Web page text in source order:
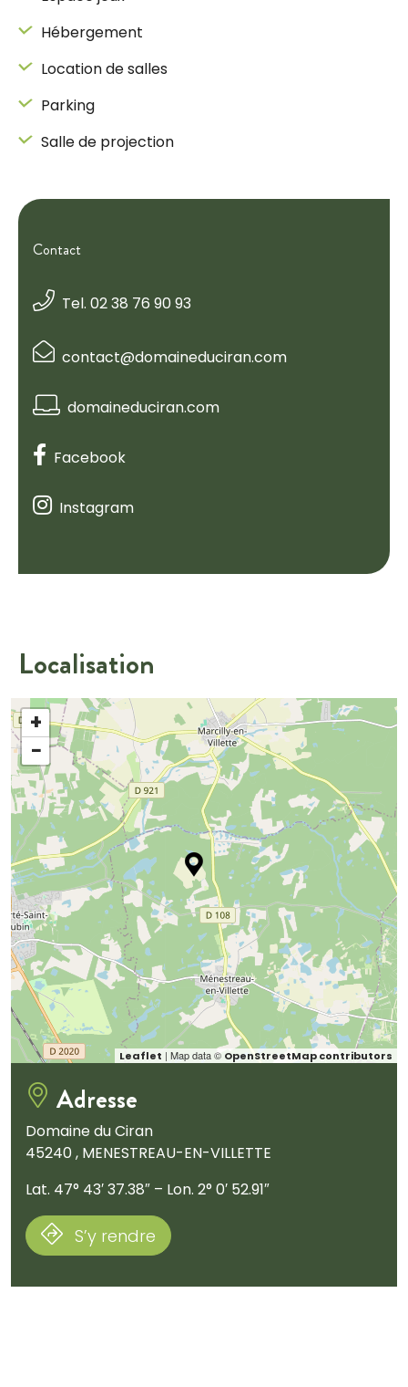
Hébergement
Location de salles
Parking
Salle de projection
Contact
Tel. 02 38 76 90 93
contact@domaineduciran.com
domaineduciran.com
Facebook
Instagram
Localisation
+
−
Leaflet | Map data © OpenStreetMap contributors
Adresse
Domaine du Ciran
45240 , MENESTREAU-EN-VILLETTE
Lat. 47° 43′ 37.38″ – Lon. 2° 0′ 52.91″
S’y rendre